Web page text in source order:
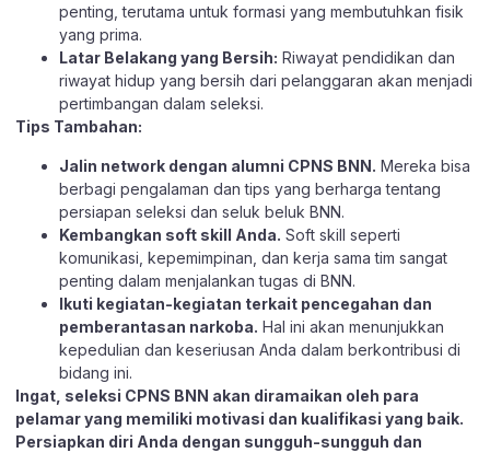
penting, terutama untuk formasi yang membutuhkan fisik
yang prima.
Latar Belakang yang Bersih: Riwayat pendidikan dan
riwayat hidup yang bersih dari pelanggaran akan menjadi
pertimbangan dalam seleksi.
Tips Tambahan:
Jalin network dengan alumni CPNS BNN. Mereka bisa
berbagi pengalaman dan tips yang berharga tentang
persiapan seleksi dan seluk beluk BNN.
Kembangkan soft skill Anda. Soft skill seperti
komunikasi, kepemimpinan, dan kerja sama tim sangat
penting dalam menjalankan tugas di BNN.
Ikuti kegiatan-kegiatan terkait pencegahan dan
pemberantasan narkoba. Hal ini akan menunjukkan
kepedulian dan keseriusan Anda dalam berkontribusi di
bidang ini.
Ingat, seleksi CPNS BNN akan diramaikan oleh para
pelamar yang memiliki motivasi dan kualifikasi yang baik.
Persiapkan diri Anda dengan sungguh-sungguh dan